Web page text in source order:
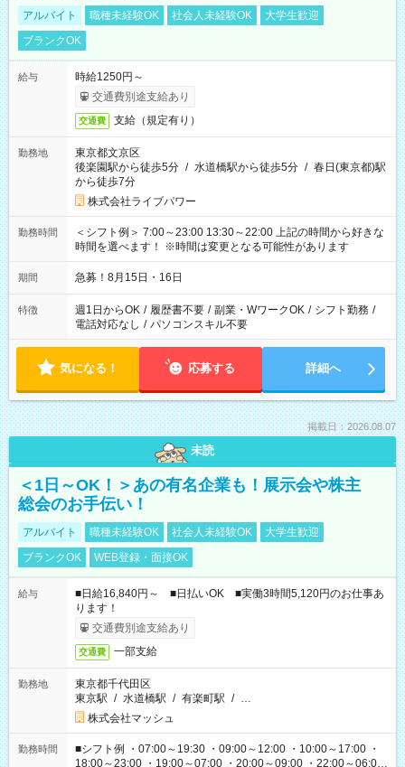
アルバイト 職種未経験OK 社会人未経験OK
大学生歓迎
ブランクOK
給与
時給1250円～
交通費別途支給あり
交通費 支給（規定有り）
勤務地
東京都文京区
後楽園駅から徒歩5分 / 水道橋駅から徒歩5分 / 春日(東京都)駅
から徒歩7分
株式会社ライブパワー
勤務時間
＜シフト例＞ 7:00～23:00 13:30～22:00 上記の時間から好きな
時間を選べます！ ※時間は変更となる可能性があります
期間 急募！8月15日・16日
特徴 週1日からOK / 履歴書不要 / 副業・WワークOK / シフト勤務 /
電話対応なし / パソコンスキル不要
気になる！ 応募する 詳細へ
掲載日：2026.08.07
未読
＜1日～OK！＞あの有名企業も！展示会や株主
総会のお手伝い！
アルバイト 職種未経験OK 社会人未経験OK
大学生歓迎
ブランクOK
WEB登録・面接OK
給与
■日給16,840円～ ■日払いOK ■実働3時間5,120円のお仕事あ
ります！
交通費別途支給あり
交通費 一部支給
勤務地
東京都千代田区
東京駅 / 水道橋駅 / 有楽町駅 / …
株式会社マッシュ
勤務時間
■シフト例 ・07:00～19:30 ・09:00～12:00 ・10:00～17:00 ・
18:00～23:00 ・19:00～07:00 ・20:00～09:00 ・22:00～06:00